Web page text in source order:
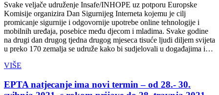
Svake veljače udruženje Insafe/INHOPE uz potporu Europske
Komisije organizira Dan Sigurnijeg Interneta kojemu je cilj
promicanje sigurnije i odgovornije upotrebe online tehnologije i
mobilnih uređaja, posebice među djecom i mladima. Svake godine
na drugi dan drugog tjedna drugog mjeseca tisuće ljudi diljem svijeta
u preko 170 zemalja se udruže kako bi sudjelovali u događajima i…
VIŠE
EPTA natjecanje ima novi termin – od 28.- 30.